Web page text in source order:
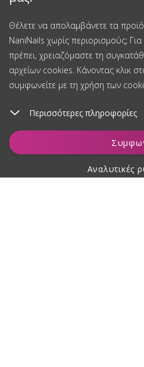
Θέλετε να απολαμβάνετε τα
NaniNails χωρίς περιορισμούς;
πρέπει, χρειαζόμαστε τη
αρχείων cookies. Κάνοντας κλικ
συμφωνείτε με τη χρήση των
Περισσότερες πληροφορίες
Αναλυτικές
Προσθήκη στο